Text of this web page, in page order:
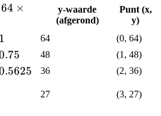
0.75^x
64 ×
y-waarde
(afgerond)
Punt (x,
y)
1 64
(0, 64)
48
(1, 48)
36 (2, 36)
27 (3, 27)